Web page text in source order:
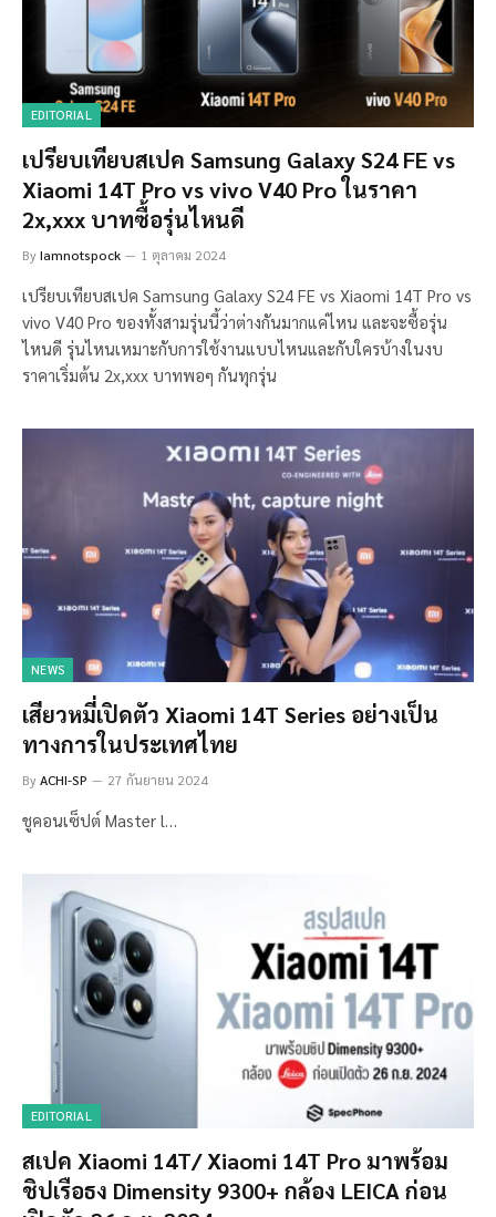
EDITORIAL
เปรียบเทียบสเปค Samsung Galaxy S24 FE vs
Xiaomi 14T Pro vs vivo V40 Pro ในราคา
2x,xxx บาทซื้อรุ่นไหนดี
ByIamnotspock 1 ตุลาคม 2024
เปรียบเทียบสเปค Samsung Galaxy S24 FE vs Xiaomi 14T Pro vs
vivo V40 Pro ของทั้งสามรุ่นนี้ว่าต่างกันมากแค่ไหน และจะซื้อรุ่น
ไหนดี รุ่นไหนเหมาะกับการใช้งานแบบไหนและกับใครบ้างในงบ
ราคาเริ่มต้น 2x,xxx บาทพอๆ กันทุกรุ่น
NEWS
เสียวหมี่เปิดตัว Xiaomi 14T Series อย่างเป็น
ทางการในประเทศไทย
ByACHI-SP 27 กันยายน 2024
ชูคอนเซ็ปต์ Master l…
EDITORIAL
สเปค Xiaomi 14T/ Xiaomi 14T Pro มาพร้อม
ชิปเรือธง Dimensity 9300+ กล้อง LEICA ก่อน